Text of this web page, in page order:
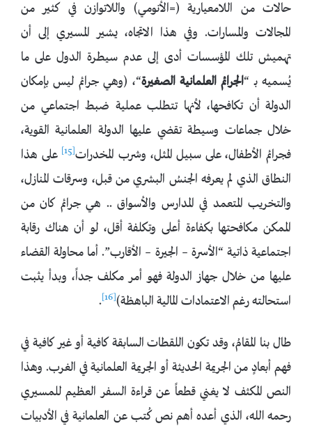
حالات من اللامعيارية (=الأنومي) واللاتوازن في كثير من
المجالات والمسارات. وفي هذا الاتجاه، يشير المسيري إلى أن
تهميش تلك المؤسسات أدى إلى عدم سيطرة الدول على ما
يُسميه بـ “الجرائم العلمانية الصغيرة“، (وهي جرائم ليس بإمكان
الدولة أن تكافحها، لأنها تتطلب عملية ضبط اجتماعي من
خلال جماعات وسيطة تقضي عليها الدولة العلمانية القوية،
فجرائم الأطفال، على سبيل المثل، وشرب المخدرات[15]
على هذا
النطاق الذي لم يعرفه الجنسُ البشري من قبل، وسرقات المنازل،
والتخريب المتعمد في المدارس والأسواق .. هي جرائم كان من
الممكن مكافحتها بكفاءة أعلى وتكلفة أقل، لو أن هناك رقابة
اجتماعية ذاتية “الأسرة – الجيرة – الأقارب”. أما محاولة القضاء
عليها من خلال جهاز الدولة فهو أمر مكلف جداً، وبدأ يثبت
استحالته رغم الاعتمادات المالية الباهظة)[16]
.
طال بنا المقامُ، وقد تكون اللقطات السابقة كافية أو غير كافية في
فهم أبعادٍ من الجريمة الحديثة أو الجريمة العلمانية في الغرب. وهذا
النص المكثف لا يغني قطعاً عن قراءة السفر العظيم للمسيري
رحمه الله، الذي أعده أهم نص كُتب عن العلمانية في الأدبيات